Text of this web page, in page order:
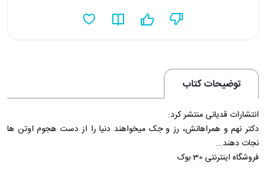
توضیحات کتاب
انتشارات قدیانی منتشر کرد:
دکتر نهم و همراهانش، رز و جک میخواهند دنیا را از دست هجوم اوتن ها
نجات دهند...
فروشگاه اینترنتی 30 بوک